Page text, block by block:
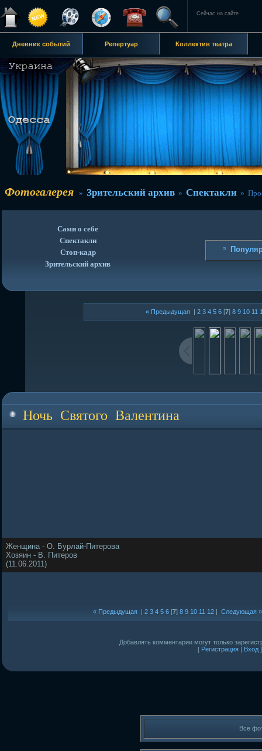
Сейчас на сайте
Дневник событий Репертуар Коллектив театра
Фотогалерея » Зрительский архив » Спектакли »
Сами о себе
Спектакли
Стоп-кадр
Зрительский архив
« Предыдущая| 2 3 4 5 6[7] 8 9 10 11
Ночь Святого Валентина
Женщина - О. Бурлай-Питерова
Хозяин - В. Питеров
(11.06.2011)
« Предыдущая| 2 3 4 5 6[7] 8 9 10 11 12| Следующая »
Добавлять комментарии могут только
[ Регистрация | Вход ]
Все